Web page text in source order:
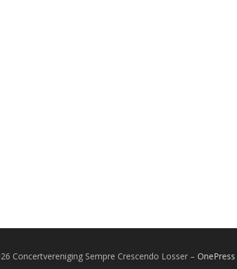
Concertvereniging Sempre Crescendo Losser – OnePress